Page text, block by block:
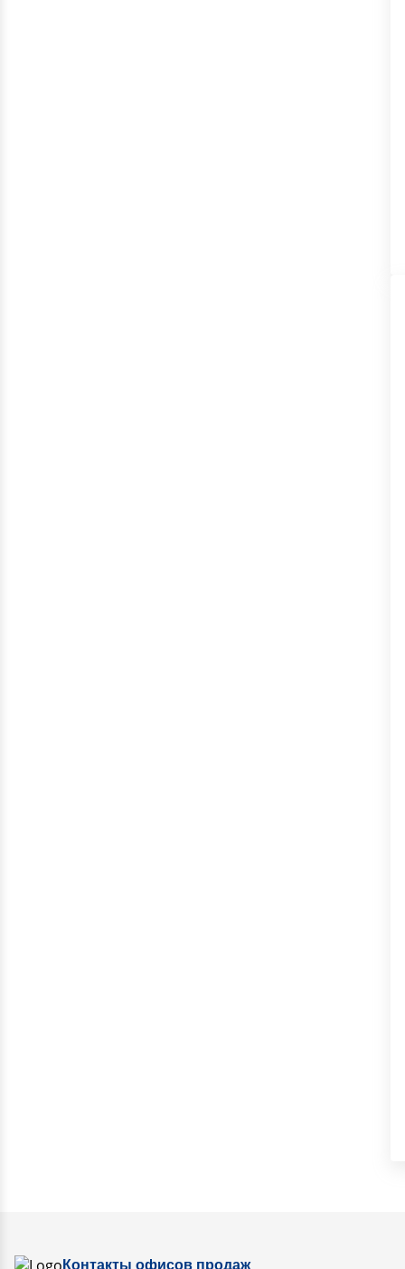
Контакты офисов продаж